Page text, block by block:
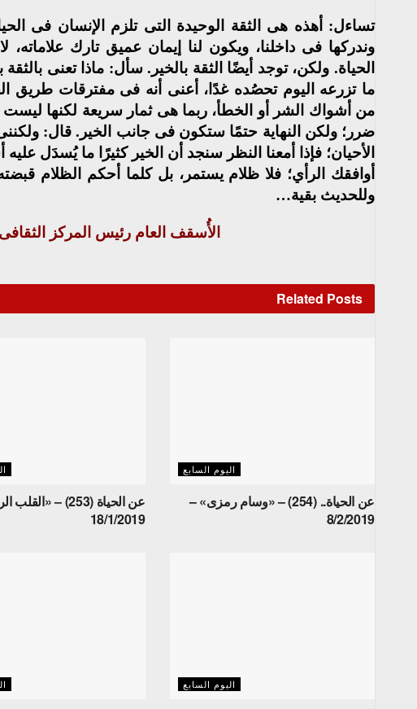
تساءل: أهذه هى الثقة الوحيدة التى تلزم الإنسان فى
وندركها فى داخلنا، ويكون لنا إيمان عميق تارك
الحياة. ولكن، توجد أيضًا الثقة بالخير. سأل: ماذا تعنى
ما تزرعه اليوم تحصُده غدًا، أعنى أنه فى مفترقات طريق
من أشواك الشر أو الخطأ، ربما هى ثمار سريعة لكنها
ضرر؛ ولكن النهاية حتمًا ستكون فى جانب الخير. قال:
الأحيان؛ فإذا أمعنا النظر سنجد أن الخير كثيرًا ما يُسدَل
أوافقك الرأي؛ فلا ظلام يستمر، بل كلما أحكم الظلام
وللحديث بقية…
الأُسقف العام رئيس المركز
Related Posts
اليوم السابع
عن الحياة.. (254) – «وسام رمزى» –
8/2/2019
عن الحياة (253) –
18/1/2019
اليوم السابع